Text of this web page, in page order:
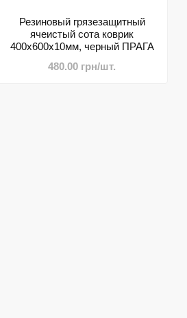
Резиновый грязезащитный
ячеистый сота коврик
400х600х10мм, черный ПРАГА
480.00 грн/шт.